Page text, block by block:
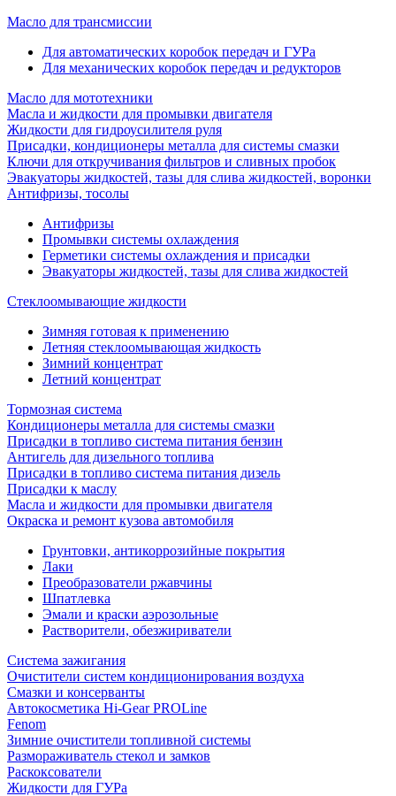
Масло для трансмиссии
Для автоматических коробок передач и ГУРа
Для механических коробок передач и редукторов
Масло для мототехники
Масла и жидкости для промывки двигателя
Жидкости для гидроусилителя руля
Присадки, кондиционеры металла для системы смазки
Ключи для откручивания фильтров и сливных пробок
Эвакуаторы жидкостей, тазы для слива жидкостей, воронки
Антифризы, тосолы
Антифризы
Промывки системы охлаждения
Герметики системы охлаждения и присадки
Эвакуаторы жидкостей, тазы для слива жидкостей
Стеклоомывающие жидкости
Зимняя готовая к применению
Летняя стеклоомывающая жидкость
Зимний концентрат
Летний концентрат
Тормозная система
Кондиционеры металла для системы смазки
Присадки в топливо система питания бензин
Антигель для дизельного топлива
Присадки в топливо система питания дизель
Присадки к маслу
Масла и жидкости для промывки двигателя
Окраска и ремонт кузова автомобиля
Грунтовки, антикоррозийные покрытия
Лаки
Преобразователи ржавчины
Шпатлевка
Эмали и краски аэрозольные
Растворители, обезжириватели
Система зажигания
Очистители систем кондиционирования воздуха
Смазки и консерванты
Автокосметика Hi-Gear PROLine
Fenom
Зимние очистители топливной системы
Размораживатель стекол и замков
Раскоксователи
Жидкости для ГУРа